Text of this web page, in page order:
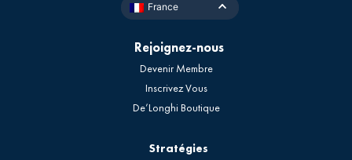
France
Rejoignez-nous
Devenir Membre
Inscrivez Vous
De’Longhi Boutique
Stratégies